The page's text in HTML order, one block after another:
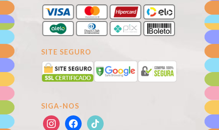
SITE SEGURO
SIGA-NOS